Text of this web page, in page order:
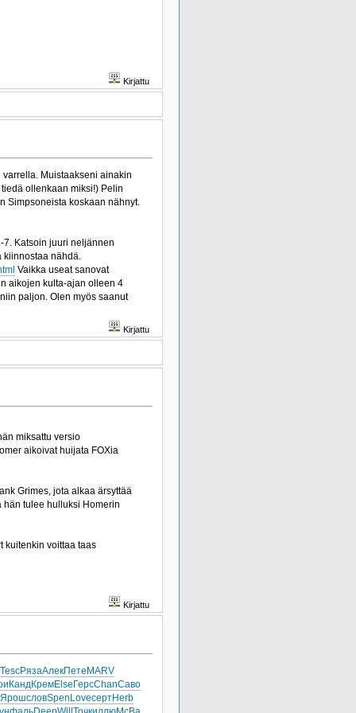
Kirjattu
Muistaakseni ainakin
ollenkaan miksi!) Pelin
Simpsoneista koskaan nähnyt.
Katsoin juuri neljännen
nähdä.
Vaikka useat sanovat
aikojen kulta-ajan olleen 4
paljon. Olen myös saanut
Kirjattu
miksattu versio
aikoivat huijata FOXia
Grimes, jota alkaa ärsyttää
hän tulee hulluksi Homerin
kuitenkin voittaa taas
Kirjattu
TescРязаАлекПете MARV
КандКремElse ГерсChanСаво
ЯрошсловSpen LoveсертHerb